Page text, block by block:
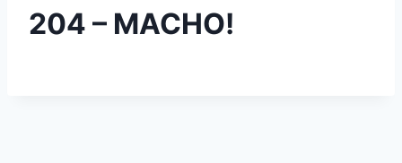
204 – MACHO!